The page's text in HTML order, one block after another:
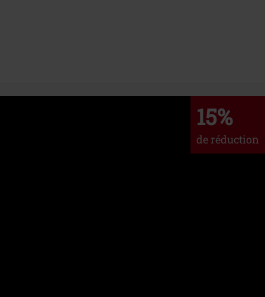
15%
de réduction